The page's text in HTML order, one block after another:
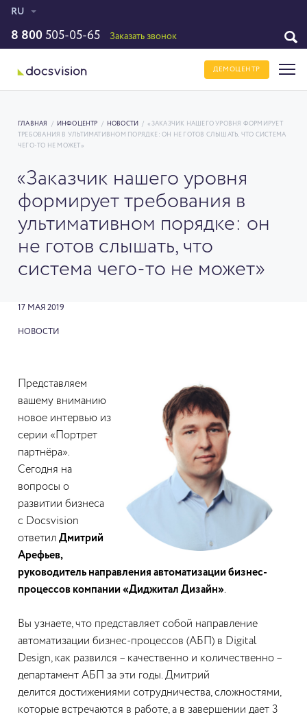
RU
8 800 505-05-65 Заказать звонок
ДЕМОЦЕНТР
ГЛАВНАЯ / ИНФОЦЕНТР / НОВОСТИ /
«ЗАКАЗЧИК НАШЕГО УРОВНЯ ФОРМИРУЕТ
ТРЕБОВАНИЯ В УЛЬТИМАТИВНОМ ПОРЯДКЕ: ОН НЕ ГОТОВ СЛЫШАТЬ, ЧТО СИСТЕМА
ЧЕГО-ТО НЕ МОЖЕТ»
«Заказчик нашего уровня
формирует требования в
ультимативном порядке: он
не готов слышать, что
система чего-то не может»
17 МАЯ 2019
НОВОСТИ
Представляем
вашему вниманию
новое интервью из
серии «Портрет
партнёра».
Сегодня на
вопросы о
развитии бизнеса
с Docsvision
ответил Дмитрий
Арефьев,
руководитель направления автоматизации бизнес-
процессов компании «Диджитал Дизайн».
Вы узнаете, что представляет собой направление
автоматизации бизнес-процессов (АБП) в Digital
Design, как развился – качественно и количественно –
департамент АБП за эти годы. Дмитрий
делится достижениями сотрудничества, сложностями,
которые встречаются в работе, а в завершении дает 3